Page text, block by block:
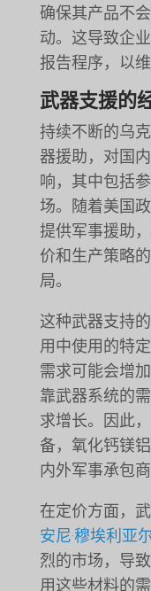
确保其产品不
动。这导致企
报告程序，以维
武器支援的
持续不断的乌
器援助，对国
响，其中包括
场。随着美国
提供军事援助
价和生产策略
局。
这种武器支持
用中使用的特
需求可能会增
靠武器系统的
求增长。因此
备，氧化钙镁
内外军事承包
在定价方面，
安尼·穆埃利亚
烈的市场，导
用这些材料的